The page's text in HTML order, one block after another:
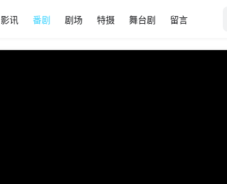
影讯 番剧 剧场 特摄 舞台剧 留言